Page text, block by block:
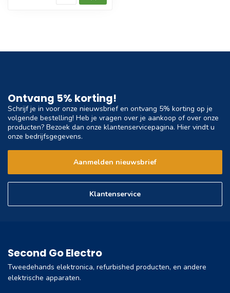
Ontvang 5% korting!
Schrijf je in voor onze nieuwsbrief en ontvang 5% korting op je
volgende bestelling! Heb je vragen over je aankoop of over onze
producten? Bezoek dan onze klantenservicepagina. Hier vindt u
onze bedrijfsgegevens.
Aanmelden nieuwsbrief
Klantenservice
Second Go Electro
Tweedehands elektronica, refurbished producten, en andere
elektrische apparaten.